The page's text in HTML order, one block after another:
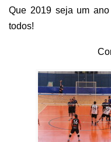
Que 2019 seja um
todos!